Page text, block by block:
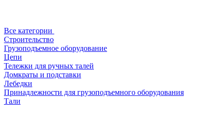
Все категории
Строительство
Грузоподъемное оборудование
Цепи
Тележки для ручных талей
Домкраты и подставки
Лебедки
Принадлежности для грузоподъемного оборудования
Тали